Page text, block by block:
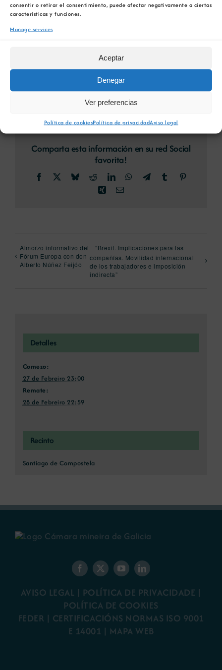
consentir o retirar el consentimiento, puede afectar negativamente a ciertas
características y funciones.
Manage services
Aceptar
Denegar
Ver preferencias
Política de cookiesPolítica de privacidadAviso legal
Más información:
ENGADIR AO CALENDARIO
Comparta esta información en su red Social
favorita!
Facebook BlueskyRedditLinkedInWhatsApp
TelegramTumblr
XingEmail
Almorzo informativo del
Fórum Europa con don
Alberto Núñez Feijóo
“Brexit. Implicaciones para las
compañías. Movilidad internacional
de los trabajadores e imposición
indirecta”
Detalles
Comezo:
27 de Febreiro 23:00
Remate:
28 de Febreiro 22:59
Recinto
Santiago de Compostela
AVISO LEGAL | POLÍTICA DE PRIVACIDADE |
POLÍTICA DE COOKIES
FEDER | CERTIFICACIÓNS NORMAS ISO 9001
E 14001 | MAPA WEB